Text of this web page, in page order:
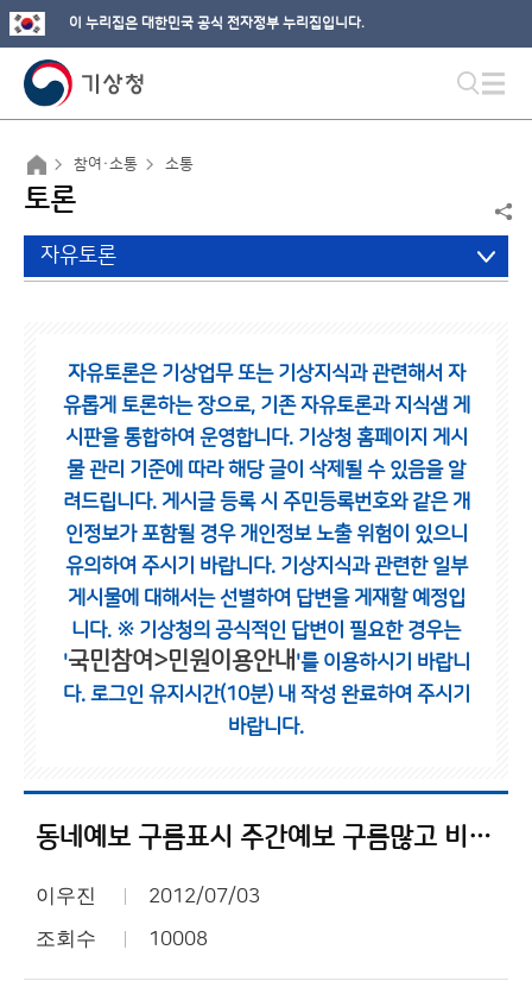
이 누리집은 대한민국 공식 전자정부 누리집입니다.
참여·소통 소통
토론
자유토론
자유토론은 기상업무 또는 기상지식과 관련해서 자
유롭게 토론하는 장으로, 기존 자유토론과 지식샘 게
시판을 통합하여 운영합니다. 기상청 홈페이지 게시
물 관리 기준에 따라 해당 글이 삭제될 수 있음을 알
려드립니다. 게시글 등록 시 주민등록번호와 같은 개
인정보가 포함될 경우 개인정보 노출 위험이 있으니
유의하여 주시기 바랍니다. 기상지식과 관련한 일부
게시물에 대해서는 선별하여 답변을 게재할 예정입
니다. ※ 기상청의 공식적인 답변이 필요한 경우는
'국민참여>민원이용안내 '를 이용하시기 바랍니
다. 로그인 유지시간(10분) 내 작성 완료하여 주시기
바랍니다.
동네예보 구름표시 주간예보 구름많고 비 어쪽 정확하지??
이우진 2012/07/03
조회수 10008